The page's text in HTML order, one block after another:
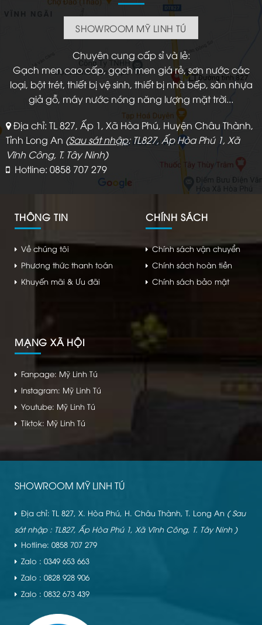
SHOWROOM MỸ LINH TÚ
Chuyên cung cấp sỉ và lẻ:
Gạch men cao cấp, gạch men giá rẻ, sơn nước các
loại, bột trét, thiết bị vệ sinh, thiết bị nhà bếp, sàn nhựa
giả gỗ, máy nước nóng năng lượng mặt trời...
Địa chỉ: TL 827, Ấp 1, Xã Hòa Phú, Huyện Châu Thành,
Tỉnh Long An (Sau sát nhập: TL827, Ấp Hòa Phú 1, Xã
Vĩnh Công, T. Tây Ninh)
Hotline: 0858 707 279
THÔNG TIN
Về chúng tôi
Phương thức thanh toán
Khuyến mãi & Ưu đãi
CHÍNH SÁCH
Chính sách vận chuyển
Chính sách hoàn tiền
Chính sách bảo mật
MẠNG XÃ HỘI
Fanpage: Mỹ Linh Tú
Instagram: Mỹ Linh Tú
Youtube: Mỹ Linh Tú
Tiktok: Mỹ Linh Tú
SHOWROOM MỸ LINH TÚ
Địa chỉ: TL 827, X. Hòa Phú, H. Châu Thành, T. Long An ( Sau
sát nhập : TL827, Ấp Hòa Phú 1, Xã Vĩnh Công, T. Tây Ninh )
Hotline: 0858 707 279
Zalo : 0349 653 663
Zalo : 0828 928 906
Zalo : 0832 673 439